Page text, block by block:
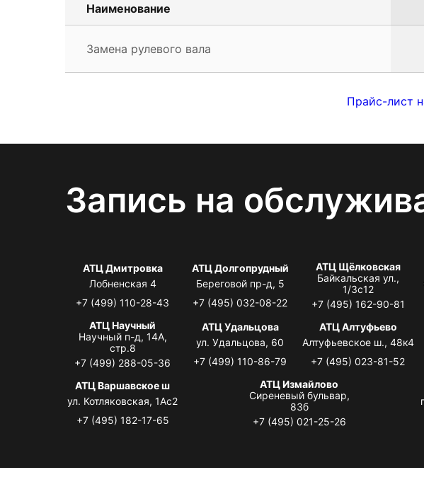
Наименование
Замена рулевого вала
Прайс-лист
Запись на
АТЦ Дмитровка
Лобненская 4
+7 (499) 110-28-43
АТЦ Долгопрудный
Береговой пр-д, 5
+7 (495) 032-08-22
АТЦ Щёлковская
Байкальская ул.,
1/3с12
+7 (495) 162-90-81
АТЦ Научный
Научный п-д, 14А,
стр.8
+7 (499) 288-05-36
АТЦ Удальцова
ул. Удальцова, 60
+7 (499) 110-86-79
АТЦ Алтуфьево
Алтуфьевское ш., 48к4
+7 (495) 023-81-52
АТЦ Варшавское ш
ул. Котляковская, 1Ас2
+7 (495) 182-17-65
АТЦ Измайлово
Сиреневый бульвар,
83б
+7 (495) 021-25-26